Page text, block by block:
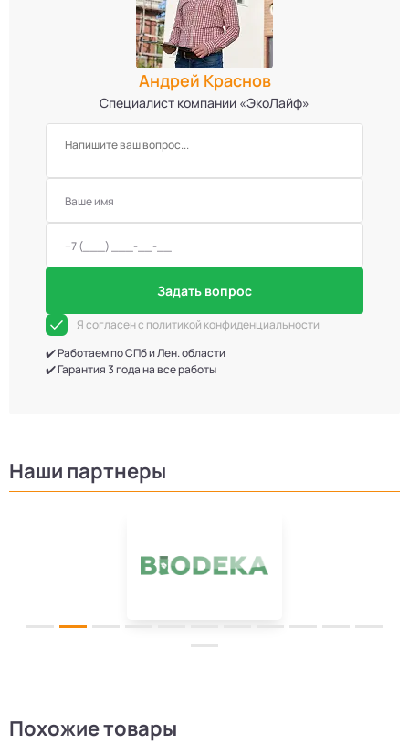
Андрей Краснов
Специалист компании «ЭкоЛайф»
Задать вопрос
Я согласен с политикой конфиденциальности
✔️ Работаем по СПб и Лен. области
✔️ Гарантия 3 года на все работы
Наши партнеры
Похожие товары